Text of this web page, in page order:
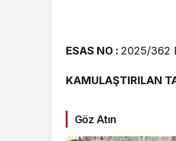
ESAS NO : 2025/362
KAMULAŞTIRILAN
Göz Atın